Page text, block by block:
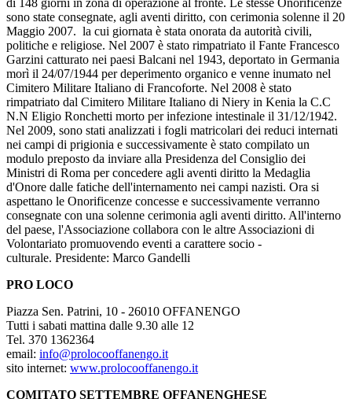
sono state consegnate, agli aventi diritto, con cerimonia solenne il 20
Maggio 2007. la cui giornata è stata onorata da autorità civili,
politiche e religiose. Nel 2007 è stato rimpatriato il Fante Francesco
Garzini catturato nei paesi Balcani nel 1943, deportato in Germania
morì il 24/07/1944 per deperimento organico e venne inumato nel
Cimitero Militare Italiano di Francoforte. Nel 2008 è stato
rimpatriato dal Cimitero Militare Italiano di Niery in Kenia la C.C
N.N Eligio Ronchetti morto per infezione intestinale il 31/12/1942.
Nel 2009, sono stati analizzati i fogli matricolari dei reduci internati
nei campi di prigionia e successivamente è stato compilato un
modulo preposto da inviare alla Presidenza del Consiglio dei
Ministri di Roma per concedere agli aventi diritto la Medaglia
d'Onore dalle fatiche dell'internamento nei campi nazisti. Ora si
aspettano le Onorificenze concesse e successivamente verranno
consegnate con una solenne cerimonia agli aventi diritto. All'interno
del paese, l'Associazione collabora con le altre Associazioni di
Volontariato promuovendo eventi a carattere socio -
culturale. Presidente: Marco Gandelli
PRO LOCO
Piazza Sen. Patrini, 10 - 26010 OFFANENGO
Tutti i sabati mattina dalle 9.30 alle 12
Tel. 370 1362364
email: info@prolocooffanengo.it
sito internet: www.prolocooffanengo.it
COMITATO SETTEMBRE OFFANENGHESE